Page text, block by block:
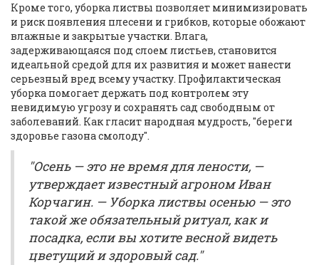
Кроме того, уборка листвы позволяет минимизировать
и риск появления плесени и грибков, которые обожают
влажные и закрытые участки. Влага,
задерживающаяся под слоем листьев, становится
идеальной средой для их развития и может нанести
серьезный вред всему участку. Профилактическая
уборка помогает держать под контролем эту
невидимую угрозу и сохранять сад свободным от
заболеваний. Как гласит народная мудрость, "береги
здоровье газона смолоду".
"Осень — это не время для лености, —
утверждает известный агроном Иван
Корчагин. — Уборка листвы осенью — это
такой же обязательный ритуал, как и
посадка, если вы хотите весной видеть
цветущий и здоровый сад."